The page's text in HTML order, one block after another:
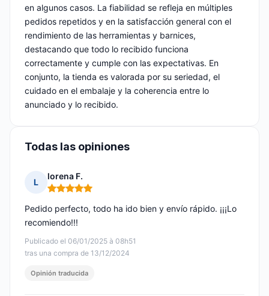
en algunos casos. La fiabilidad se refleja en múltiples
pedidos repetidos y en la satisfacción general con el
rendimiento de las herramientas y barnices,
destacando que todo lo recibido funciona
correctamente y cumple con las expectativas. En
conjunto, la tienda es valorada por su seriedad, el
cuidado en el embalaje y la coherencia entre lo
anunciado y lo recibido.
Todas las opiniones
L
lorena F.
Nota: 5 de 5
Publicado el 06/01/2025 à 08h51
tras una compra de 13/12/2024
Pedido perfecto, todo ha ido bien y envío rápido. ¡¡¡Lo
recomiendo!!!
Opinión traducida